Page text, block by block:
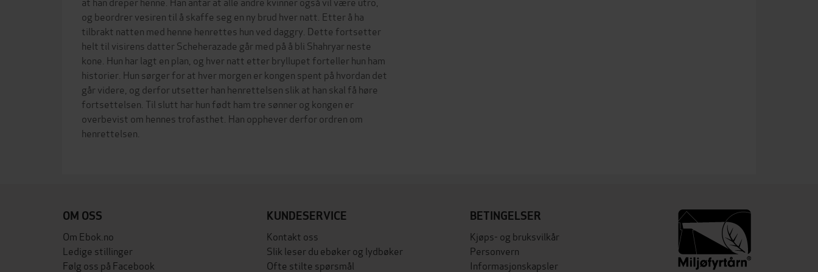
og beordrer vesiren til å skaffe seg en ny brud hver natt. Etter å ha
tilbrakt natten med henne henrettes hun ved daggry. Dette fortsetter
helt til visirens datter Scheherazade går med på å bli Shahryar neste
kone. Hun har lagt en plan, og hver natt etter bryllupet forteller hun ham
historier. Hun sørger for at hver morgen er kongen spent på hvordan det
går videre, og derfor utsetter han henrettelsen slik at han skal få høre
fortsettelsen. Til slutt har hun født ham tre sønner og kongen er
overbevist om hennes trofasthet. Han opphever derfor ordren om
henrettelsen.
OM OSS
Om Ebok.no
Ledige stillinger
Følg oss på Facebook
KUNDESERVICE
Kontakt oss
Slik leser du ebøker og lydbøker
Ofte stilte spørsmål
BETINGELSER
Kjøps- og bruksvilkår
Personvern
Informasjonskapsler